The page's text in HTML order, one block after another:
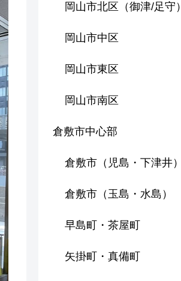
岡山市北区（御津/足守）
岡山市中区
岡山市東区
岡山市南区
倉敷市中心部
倉敷市（児島・下津井）
倉敷市（玉島・水島）
早島町・茶屋町
矢掛町・真備町